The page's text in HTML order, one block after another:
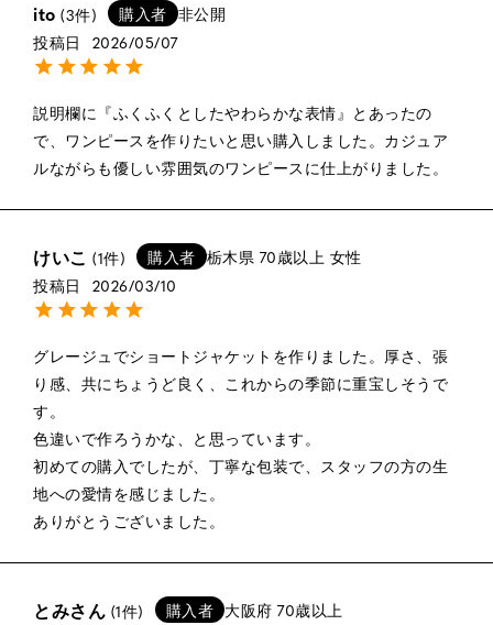
ito 3 購入者 非公開
投稿日
2026/05/07
説明欄に『ふくふくとしたやわらかな表情』とあったの
で、ワンピースを作りたいと思い購入しました。カジュア
ルながらも優しい雰囲気のワンピースに仕上がりました。
けいこ 1 購入者 栃木県 70歳以上 女性
投稿日
2026/03/10
グレージュでショートジャケットを作りました。厚さ、張
り感、共にちょうど良く、これからの季節に重宝しそうで
す。
色違いで作ろうかな、と思っています。
初めての購入でしたが、丁寧な包装で、スタッフの方の生
地への愛情を感じました。
とみさん 1 購入者 大阪府 70歳以上